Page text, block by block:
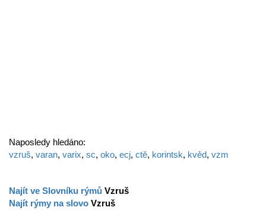
Naposledy hledáno:
vzruš, varan, varix, sc, oko, ecj, ctě, korintsk, kvěd, vzm
Najít ve Slovníku rýmů Vzruš
Najít rýmy na slovo Vzruš